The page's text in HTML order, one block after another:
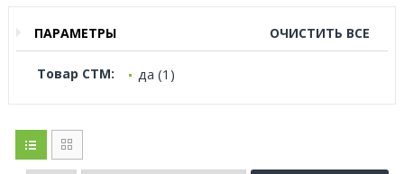
ПАРАМЕТРЫ ОЧИСТИТЬ ВСЕ
Товар СТМ: да (1)